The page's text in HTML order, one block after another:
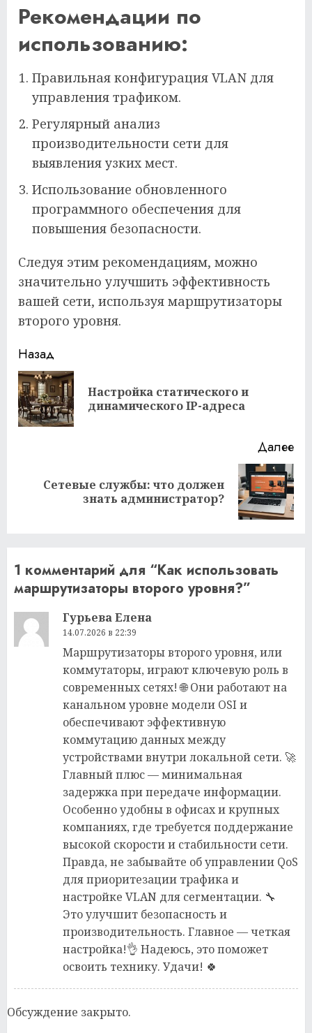
Рекомендации по
использованию:
Правильная конфигурация VLAN для
управления трафиком.
Регулярный анализ
производительности сети для
выявления узких мест.
Использование обновленного
программного обеспечения для
повышения безопасности.
Следуя этим рекомендациям, можно
значительно улучшить эффективность
вашей сети, используя маршрутизаторы
второго уровня.
Продолжить
чтение
Назад
Настройка статического и
динамического IP-адреса
Далее
Следующая
Сетевые службы: что должен
знать администратор?
1 комментарий для “Как использовать
маршрутизаторы второго уровня?”
Гурьева Елена
14.07.2026 в 22:39
Маршрутизаторы второго уровня, или
коммутаторы, играют ключевую роль в
современных сетях! 🌐 Они работают на
канальном уровне модели OSI и
обеспечивают эффективную
коммутацию данных между
устройствами внутри локальной сети. 🚀
Главный плюс — минимальная
задержка при передаче информации.
Особенно удобны в офисах и крупных
компаниях, где требуется поддержание
высокой скорости и стабильности сети.
Правда, не забывайте об управлении QoS
для приоритезации трафика и
настройке VLAN для сегментации. 🔧
Это улучшит безопасность и
производительность. Главное — четкая
настройка!👌 Надеюсь, это поможет
освоить технику. Удачи! 🍀
Обсуждение закрыто.